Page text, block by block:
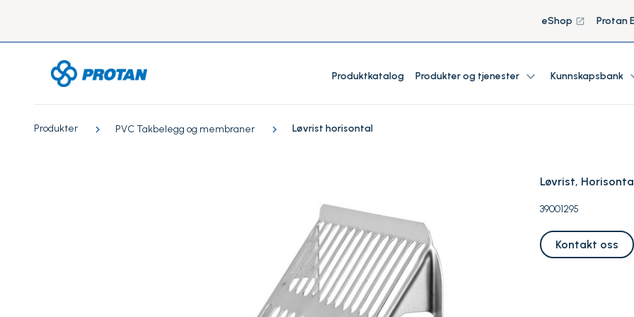
eShop launch Protan
Produktkatalog Produkter og tjenester expand_more Kunnskapsbank
Produkter PVC Takbelegg og membraner Løvrist horisontal
Løvrist,
39001295
Kontakt oss